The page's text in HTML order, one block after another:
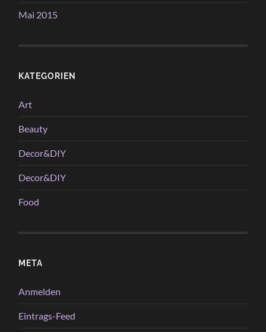
Mai 2015
KATEGORIEN
Art
Beauty
Decor&DIY
Decor&DIY
Food
META
Anmelden
Eintrags-Feed